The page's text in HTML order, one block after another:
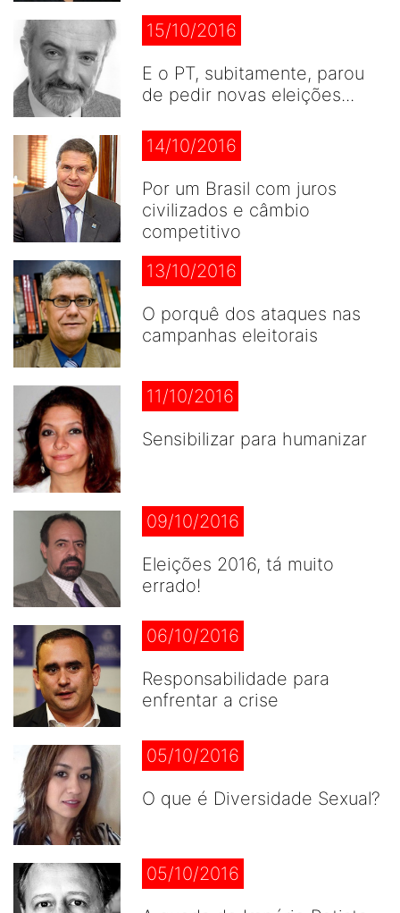
15/10/2016
E o PT, subitamente, parou
de pedir novas eleições...
14/10/2016
Por um Brasil com juros
civilizados e câmbio
competitivo
13/10/2016
O porquê dos ataques nas
campanhas eleitorais
11/10/2016
Sensibilizar para humanizar
09/10/2016
Eleições 2016, tá muito
errado!
06/10/2016
Responsabilidade para
enfrentar a crise
05/10/2016
O que é Diversidade Sexual?
05/10/2016